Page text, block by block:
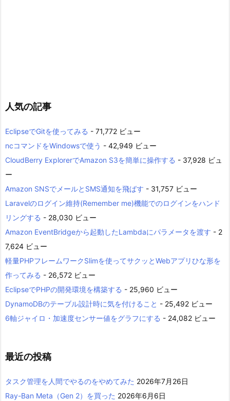
人気の記事
EclipseでGitを使ってみる - 71,772 ビュー
ncコマンドをWindowsで使う - 42,949 ビュー
CloudBerry ExplorerでAmazon S3を簡単に操作する - 37,928 ビュ
ー
Amazon SNSでメールとSMS通知を飛ばす - 31,757 ビュー
Laravelのログイン維持(Remember me)機能でのログインをハンド
リングする - 28,030 ビュー
Amazon EventBridgeから起動したLambdaにパラメータを渡す - 2
7,624 ビュー
軽量PHPフレームワークSlimを使ってサクッとWebアプリひな形を
作ってみる - 26,572 ビュー
EclipseでPHPの開発環境を構築する - 25,960 ビュー
DynamoDBのテーブル設計時に気を付けること - 25,492 ビュー
6軸ジャイロ・加速度センサー値をグラフにする - 24,082 ビュー
最近の投稿
タスク管理を人間でやるのをやめてみた 2026年7月26日
Ray-Ban Meta（Gen 2）を買った 2026年6月6日